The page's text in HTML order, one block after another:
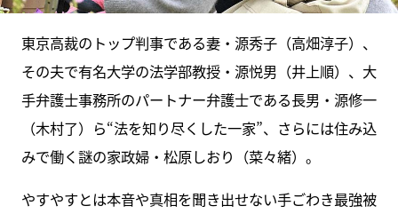
東京高裁のトップ判事である妻・源秀子（高畑淳子）、
その夫で有名大学の法学部教授・源悦男（井上順）、大
手弁護士事務所のパートナー弁護士である長男・源修一
（木村了）ら“法を知り尽くした一家”、さらには住み込
みで働く謎の家政婦・松原しおり（菜々緒）。
やすやすとは本音や真相を聞き出せない手ごわき最強被